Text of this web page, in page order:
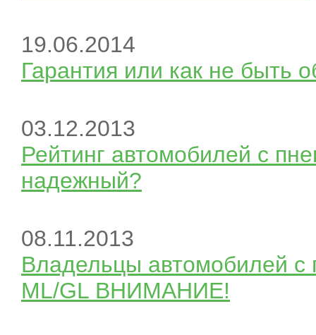
19.06.2014
Гарантия или как не быть
03.12.2013
Рейтинг автомобилей с
надежный?
08.11.2013
Владельцы автомобилей с
ML/GL ВНИМАНИЕ!